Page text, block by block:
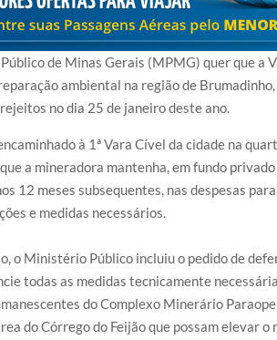
t
s
A
p
g
g
e
r
r
e
de Minas Gerais (MPMG) quer que a
ambiental na região de
no dia 25 de janeiro deste ano.
à 1ª Vara Cível da cidade na
a mineradora mantenha, em fundo
12 meses subsequentes, nas despesas
e medidas necessários.
o Ministério Público incluiu o pedido de
todas as medidas tecnicamente
do Complexo Minerário
do Córrego do Feijão que possam elevar